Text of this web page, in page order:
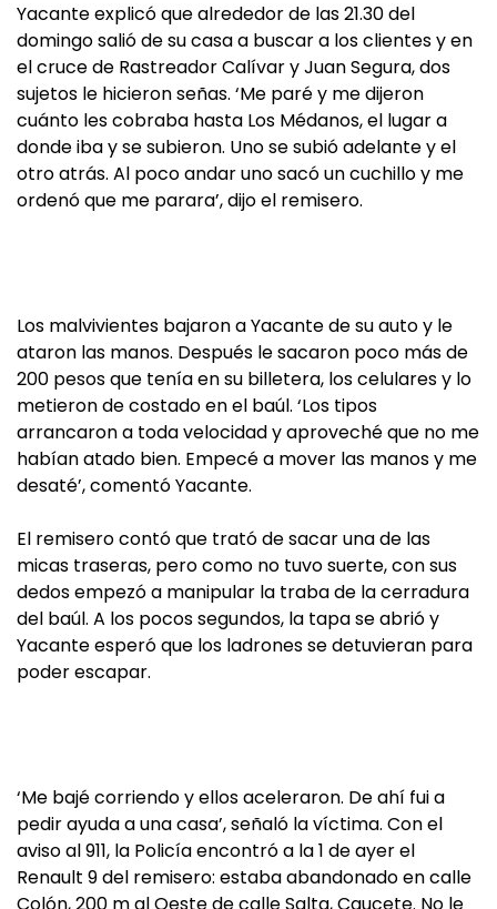
Yacante explicó que alrededor de las 21.30 del
domingo salió de su casa a buscar a los clientes y en
el cruce de Rastreador Calívar y Juan Segura, dos
sujetos le hicieron señas. ‘Me paré y me dijeron
cuánto les cobraba hasta Los Médanos, el lugar a
donde iba y se subieron. Uno se subió adelante y el
otro atrás. Al poco andar uno sacó un cuchillo y me
ordenó que me parara’, dijo el remisero.
Los malvivientes bajaron a Yacante de su auto y le
ataron las manos. Después le sacaron poco más de
200 pesos que tenía en su billetera, los celulares y lo
metieron de costado en el baúl. ‘Los tipos
arrancaron a toda velocidad y aproveché que no me
habían atado bien. Empecé a mover las manos y me
desaté’, comentó Yacante.
El remisero contó que trató de sacar una de las
micas traseras, pero como no tuvo suerte, con sus
dedos empezó a manipular la traba de la cerradura
del baúl. A los pocos segundos, la tapa se abrió y
Yacante esperó que los ladrones se detuvieran para
poder escapar.
‘Me bajé corriendo y ellos aceleraron. De ahí fui a
pedir ayuda a una casa’, señaló la víctima. Con el
aviso al 911, la Policía encontró a la 1 de ayer el
Renault 9 del remisero: estaba abandonado en calle